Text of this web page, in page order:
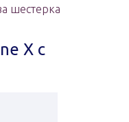
шестерка
X с